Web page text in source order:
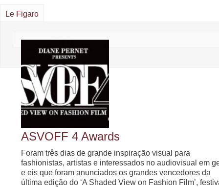
Le Figaro
ASVOFF 4 Awards
Foram três dias de grande inspiração visual para
fashionistas, artistas e interessados no audiovisual em
e eis que foram anunciados os grandes vencedores da
última edição do ‘A Shaded View on Fashion Film’,